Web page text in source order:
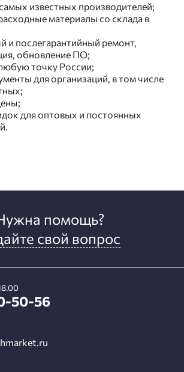
известных производителей;
материалы со склада в
и послегарантийный ремонт,
обновление ПО;
точку России;
для организаций, в том числе
для оптовых и постоянных
помощь?
свой вопрос
50-56